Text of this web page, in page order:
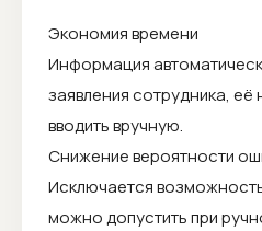
Экономия времени
Информация
заявления сотрудника, её
вводить вручную.
Снижение вероятности
Исключается
можно допустить при